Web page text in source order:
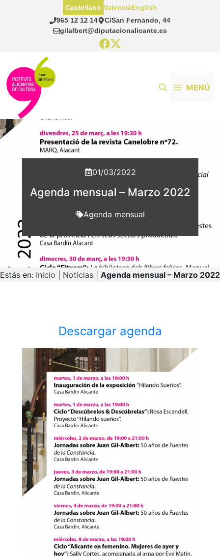
965 12 12 14
C/San Fernando, 44
gilalbert@diputacionalicante.es
Castellano ValenciàEnglish
MENÚ
01/03/2022
Agenda mensual – Marzo 2022
Agenda mensual
Estás en: Inicio Noticias Agenda mensual – Marzo 2022
Descargar agenda